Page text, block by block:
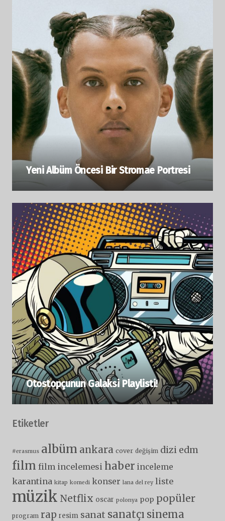
Yeni Albüm Öncesi Bir Stromae Portresi
Otostopçunun Galaksi Playlisti!
Etiketler
#erasmus albüm ankara cover değişim dizi edm
film film incelemesi haber inceleme
karantina kitap komedi konser lana del rey liste
müzik Netflix oscar polonya pop popüler
program rap resim sanat sanatçı sinema